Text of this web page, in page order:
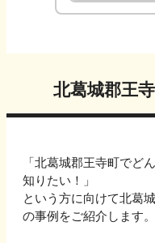
北葛城郡王
「北葛城郡王寺町でど
知りたい！」
という方に向けて北葛
の事例をご紹介します。